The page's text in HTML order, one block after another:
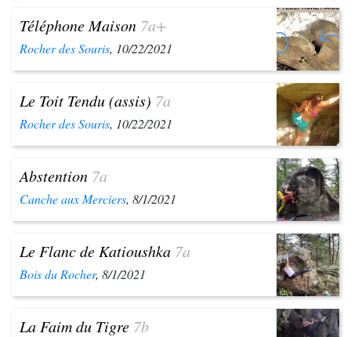
Téléphone Maison 7a+
Rocher des Souris, 10/22/2021
Le Toit Tendu (assis) 7a
Rocher des Souris, 10/22/2021
Abstention 7a
Canche aux Merciers, 8/1/2021
Le Flanc de Katioushka 7a
Bois du Rocher, 8/1/2021
La Faim du Tigre 7b